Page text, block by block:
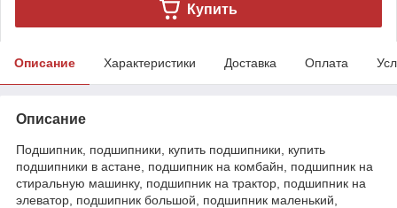
Купить
Описание Характеристики Доставка Оплата
Описание
Подшипник, подшипники, купить подшипники, купить
подшипники в астане, подшипник на комбайн, подшипник на
стиральную машинку, подшипник на трактор, подшипник на
элеватор, подшипник большой, подшипник маленький,